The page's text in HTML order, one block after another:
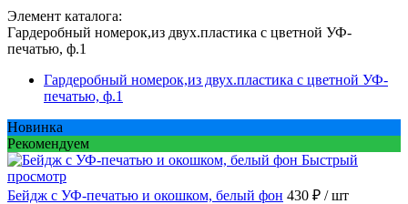
Элемент каталога:
Гардеробный номерок,из двух.пластика с цветной УФ-
печатью, ф.1
Гардеробный номерок,из двух.пластика с цветной УФ-
печатью, ф.1
Новинка
Рекомендуем
Быстрый
просмотр
Бейдж с УФ-печатью и окошком, белый фон 430 ₽ / шт